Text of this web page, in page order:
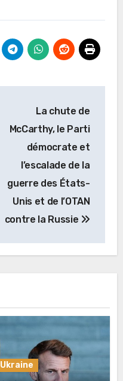
La chute de
McCarthy, le Parti
démocrate et
l’escalade de la
guerre des États-
Unis et de l’OTAN
contre la Russie
Ukraine